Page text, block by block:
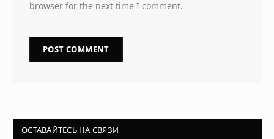
browser for the next time I comment.
ОСТАВАЙТЕСЬ НА СВЯЗИ